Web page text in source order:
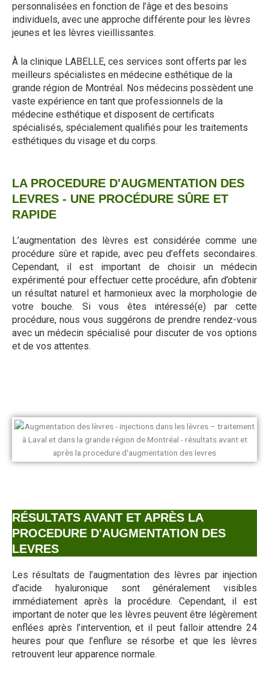
personnalisées en fonction de l’âge et des besoins
individuels, avec une approche différente pour les lèvres
jeunes et les lèvres vieillissantes.
À la clinique LABELLE, ces services sont offerts par les
meilleurs spécialistes en médecine esthétique de la
grande région de Montréal. Nos médecins possèdent une
vaste expérience en tant que professionnels de la
médecine esthétique et disposent de certificats
spécialisés, spécialement qualifiés pour les traitements
esthétiques du visage et du corps.
LA PROCEDURE D'AUGMENTATION DES
LEVRES - UNE PROCÉDURE SÛRE ET
RAPIDE
L’augmentation des lèvres est considérée comme une
procédure sûre et rapide, avec peu d’effets secondaires.
Cependant, il est important de choisir un médecin
expérimenté pour effectuer cette procédure, afin d’obtenir
un résultat naturel et harmonieux avec la morphologie de
votre bouche. Si vous êtes intéressé(e) par cette
procédure, nous vous suggérons de prendre rendez-vous
avec un médecin spécialisé pour discuter de vos options
et de vos attentes.
RÉSULTATS AVANT ET APRÈS LA
PROCEDURE D'AUGMENTATION DES
LEVRES
Les résultats de l’augmentation des lèvres par injection
d’acide hyaluronique sont généralement visibles
immédiatement après la procédure. Cependant, il est
important de noter que les lèvres peuvent être légèrement
enflées après l’intervention, et il peut falloir attendre 24
heures pour que l’enflure se résorbe et que les lèvres
retrouvent leur apparence normale.